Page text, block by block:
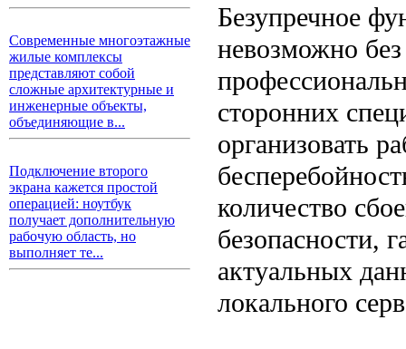
Современные многоэтажные
жилые комплексы
представляют собой
сложные архитектурные и
инженерные объекты,
объединяющие в...
Подключение второго
экрана кажется простой
операцией: ноутбук
получает дополнительную
рабочую область, но
выполняет те...
Безупречное
невозможно
сторонних
организовать
количество
безопасности,
актуальных
локального